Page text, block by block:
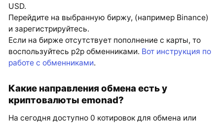
USD.
Перейдите на выбранную биржу, (например Binance)
и зарегистрируйтесь.
Если на бирже отсутствует пополнение с карты, то
воспользуйтесь p2p обменниками. Вот инструкция по
работе с обменниками.
Какие направления обмена есть у
криптовалюты emonad?
На сегодня доступно 0 котировок для обмена или